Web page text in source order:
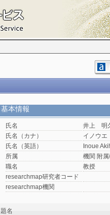
基本情報
氏名
井上 明
氏名（カナ）
イノウ
氏名（英語）
Inoue
所属
機関 附属
職名
教授
researchmap研究者コード
researchmap機関
題名